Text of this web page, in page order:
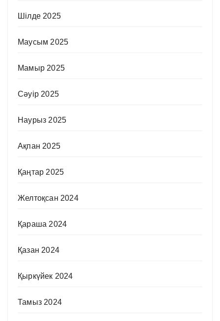
Шілде 2025
Маусым 2025
Мамыр 2025
Сәуір 2025
Наурыз 2025
Ақпан 2025
Қаңтар 2025
Желтоқсан 2024
Қараша 2024
Қазан 2024
Қыркүйек 2024
Тамыз 2024